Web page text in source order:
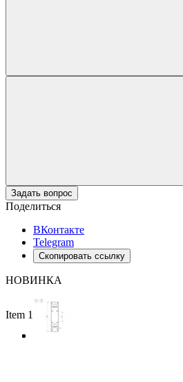
Задать вопрос
Поделиться
ВКонтакте
Telegram
Скопировать ссылку
НОВИНКА
Item 1 of 3